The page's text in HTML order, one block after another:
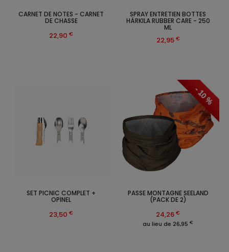
- 10 %
PASSE MONTAGNE SEELAND
(PACK DE 2)
24,26 €
au lieu de 26,95 €
SET PICNIC COMPLET +
OPINEL
23,50 €
CARNET DE NOTES - CARNET
DE CHASSE
22,90 €
SPRAY ENTRETIEN BOTTES
HÄRKILA RUBBER CARE - 250
ML
22,95 €